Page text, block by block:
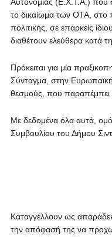
το δικαίωμα των ΟΤΑ, στο
πολιτικής, σε επαρκείς
διαθέτουν ελεύθερα κατά
Πρόκειται για μία
Σύνταγμα, στην Ευρωπαϊκή
θεσμούς, που παραπέμπει
Με δεδομένα όλα αυτά,
Συμβουλίου του Δήμου
Καταγγέλλουν ως
την απόφασή της να